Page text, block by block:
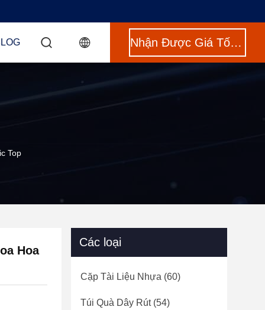
Nhận Được Giá Tốt Nhất
Top
Hoa
Các loại
Cặp Tài Liệu Nhựa (60)
Túi Quà Dây Rút(54)